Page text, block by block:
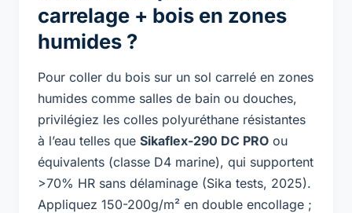
carrelage + bois en zones
humides ?
Pour coller du bois sur un sol carrelé en zones
humides comme salles de bain ou douches,
privilégiez les colles polyuréthane résistantes
à l’eau telles que Sikaflex-290 DC PRO ou
équivalents (classe D4 marine), qui supportent
>70% HR sans délaminage (Sika tests, 2025).
Appliquez 150-200g/m² en double encollage ;